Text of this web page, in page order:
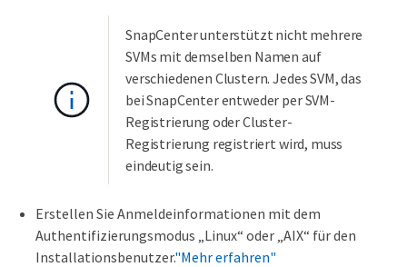
SnapCenter unterstützt nicht mehrere
SVMs mit demselben Namen auf
verschiedenen Clustern. Jedes SVM, das
bei SnapCenter entweder per SVM-
Registrierung oder Cluster-
Registrierung registriert wird, muss
eindeutig sein.
Erstellen Sie Anmeldeinformationen mit dem
Authentifizierungsmodus „Linux“ oder „AIX“ für den
Installationsbenutzer."Mehr erfahren"